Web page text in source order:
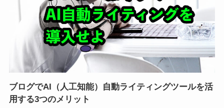
ブログでAI（人工知能）自動ライティングツールを活
用する3つのメリット